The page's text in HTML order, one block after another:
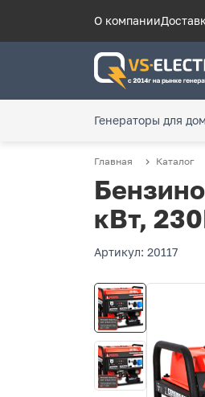
О компании
Генераторы для
Главная Каталог
кВт,
Артикул: 20117